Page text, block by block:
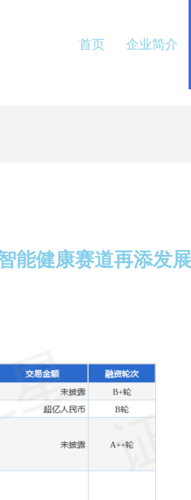
首页 企业简介
能健康赛道再添发